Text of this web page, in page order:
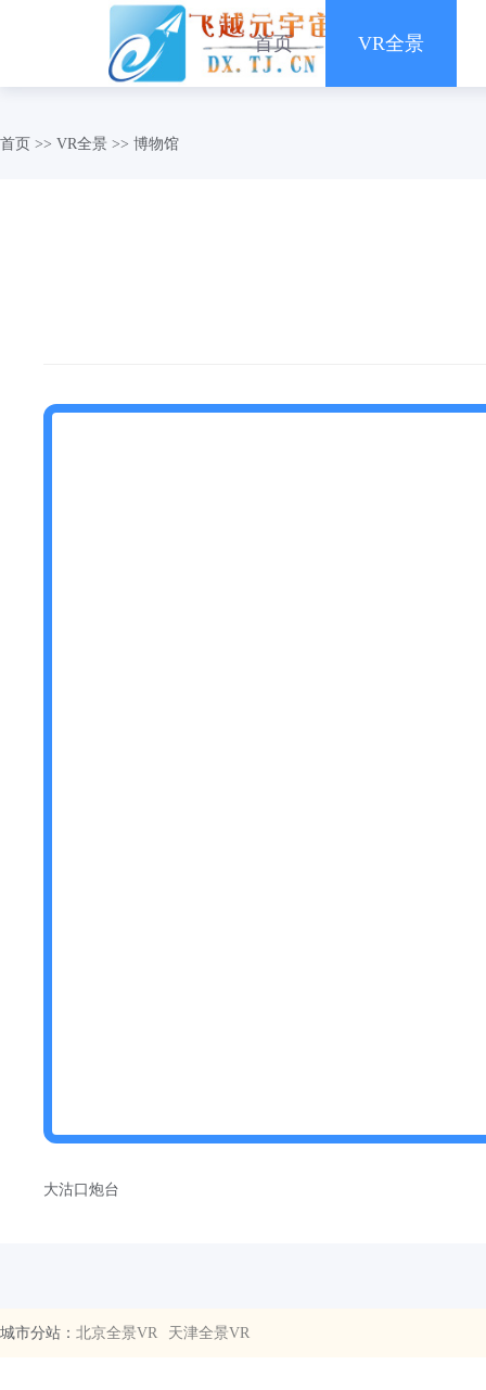
首页 VR全景
首页 >> VR全景 >> 博物馆
大沽口炮台
城市分站： 北京全景VR 天津全景VR